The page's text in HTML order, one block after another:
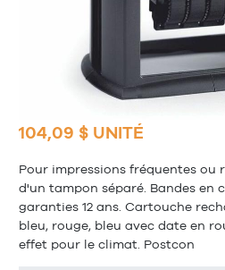
104,09 $ UNITÉ
Pour impressions fréquentes ou
d'un tampon séparé. Bandes en
garanties 12 ans. Cartouche
bleu, rouge, bleu avec date en
effet pour le climat. Postcon